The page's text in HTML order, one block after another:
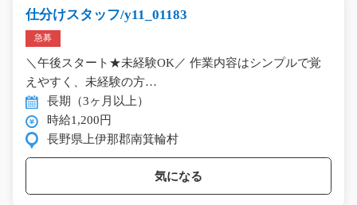
仕分けスタッフ/y11_01183
急募
＼午後スタート★未経験OK／ 作業内容はシンプルで覚
えやすく、未経験の方…
長期（3ヶ月以上）
時給1,200円
長野県上伊那郡南箕輪村
気になる